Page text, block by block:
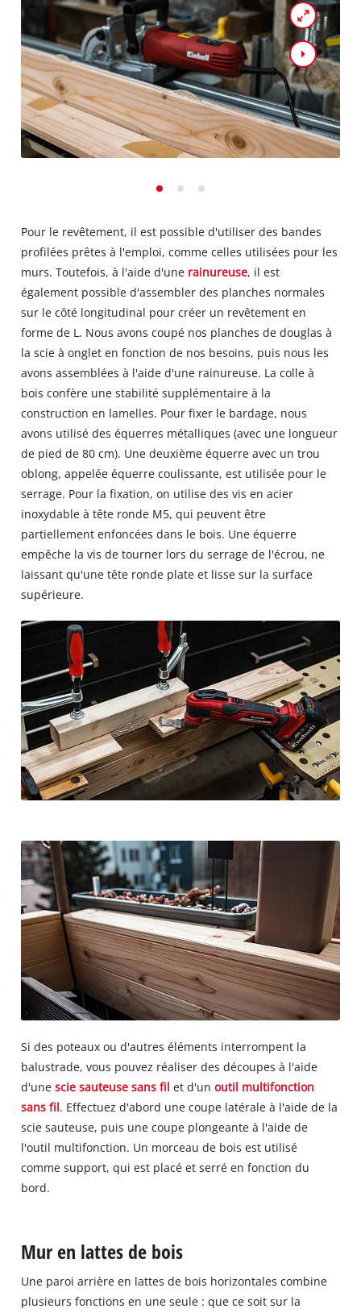
Pour le revêtement, il est possible d'utiliser des bandes
profilées prêtes à l'emploi, comme celles utilisées pour les
murs. Toutefois, à l'aide d'une rainureuse, il est
également possible d'assembler des planches normales
sur le côté longitudinal pour créer un revêtement en
forme de L. Nous avons coupé nos planches de douglas à
la scie à onglet en fonction de nos besoins, puis nous les
avons assemblées à l'aide d'une rainureuse. La colle à
bois confère une stabilité supplémentaire à la
construction en lamelles. Pour fixer le bardage, nous
avons utilisé des équerres métalliques (avec une longueur
de pied de 80 cm). Une deuxième équerre avec un trou
oblong, appelée équerre coulissante, est utilisée pour le
serrage. Pour la fixation, on utilise des vis en acier
inoxydable à tête ronde M5, qui peuvent être
partiellement enfoncées dans le bois. Une équerre
empêche la vis de tourner lors du serrage de l'écrou, ne
laissant qu'une tête ronde plate et lisse sur la surface
supérieure.
Si des poteaux ou d'autres éléments interrompent la
balustrade, vous pouvez réaliser des découpes à l'aide
d'unescie sauteuse sans fil et d'unoutil multifonction
sans fil. Effectuez d'abord une coupe latérale à l'aide de la
scie sauteuse, puis une coupe plongeante à l'aide de
l'outil multifonction. Un morceau de bois est utilisé
comme support, qui est placé et serré en fonction du
bord.
Mur en lattes de bois
Une paroi arrière en lattes de bois horizontales combine
plusieurs fonctions en une seule : que ce soit sur la